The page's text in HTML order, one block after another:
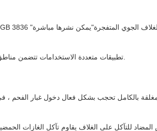
تطبيقات متعددة الاستخدامات تتضمن مناطق الغبار المتفجرة في المنطقة 1 والمنطقة 2 ، مما يضمن التشغيل الآمن في كل من أسطح مناجم الفحم وطرق كسارة المناجم المعدنية.
المضاد للتآكل على الغلاف يقاوم تآكل الغازات